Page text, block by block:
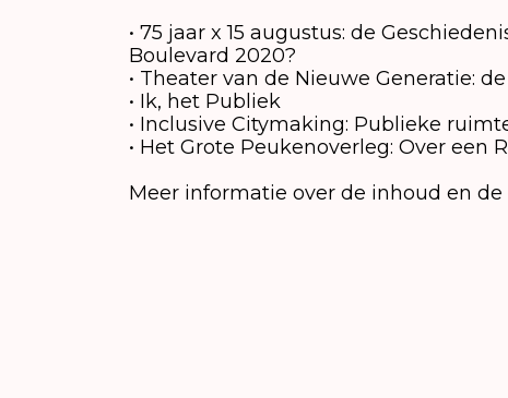
• 75 jaar x 15 augustus: de
Boulevard 2020?
• Theater van de Nieuwe Generatie:
• Ik, het Publiek
• Inclusive Citymaking: Publieke
• Het Grote Peukenoverleg: Over een
Meer informatie over de inhoud en